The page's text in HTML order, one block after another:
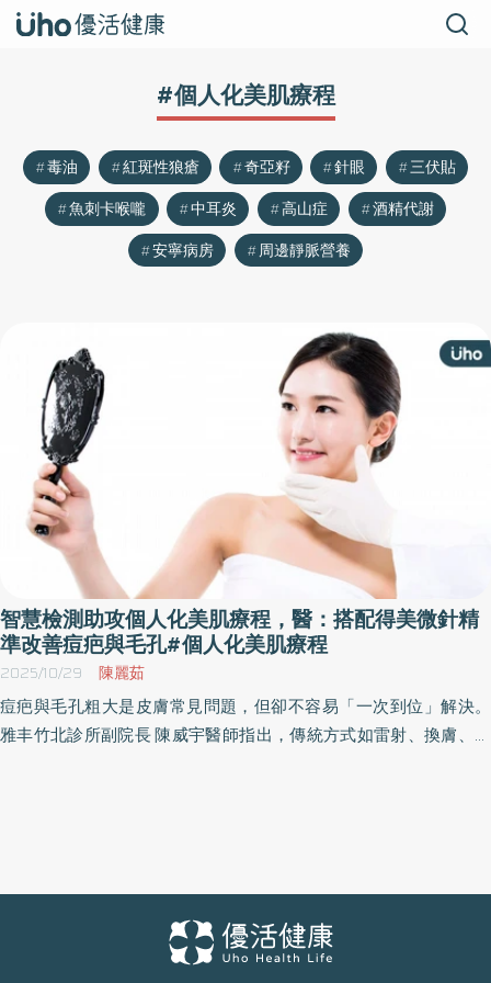
#個人化美肌療程
毒油 紅斑性狼瘡 奇亞籽 針眼
三伏貼
魚刺卡喉嚨
中耳炎 高山症
酒精代謝
安寧病房
周邊靜脈營養
智慧檢測助攻個人化美肌療程，醫：搭配得美微針精
準改善痘疤與毛孔#個人化美肌療程
2025/10/29 陳麗茹
痘疤與毛孔粗大是皮膚常見問題，但卻不容易「一次到位」解決。
雅丰竹北診所副院長 陳威宇醫師指出，傳統方式如雷射、換膚、外
針啟動膠原新生的個人化治療 因應醫美走向「個人化治療」的趨
勢，「得美微針（Dermapen）」成為臨床常見的新型療程。 陳威